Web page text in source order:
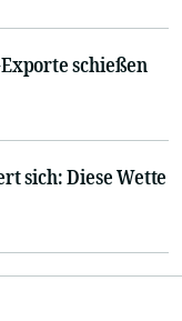
schießen
sich: Diese Wette